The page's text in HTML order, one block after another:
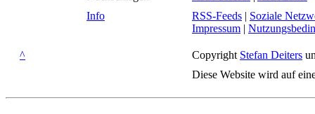
Info
RSS-Feeds | Soziale
Impressum |
^ Copyright Stefan Deiters
Diese Website wird auf